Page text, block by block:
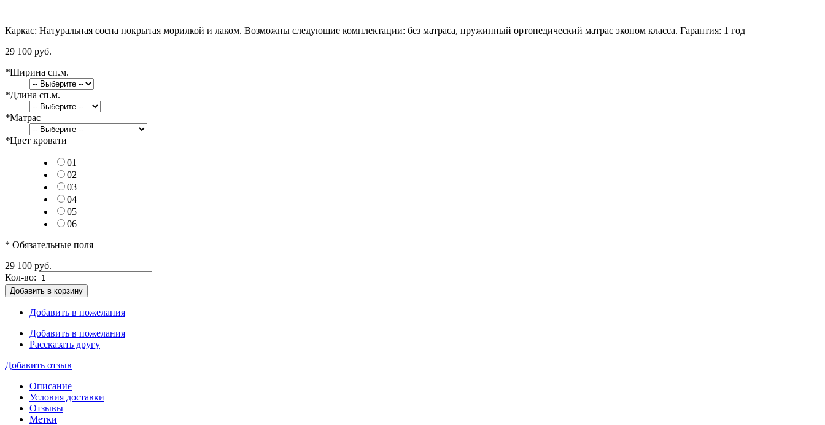
Каркас: Натуральная сосна покрытая морилкой и лаком. Возможны следующие комплектации: без матраса, пружинный ортопедический матрас эконом класса. Гарантия: 1 год
29 100 руб.
*Ширина сп.м.
*Длина сп.м.
*Матрас
*Цвет кровати
01
02
03
04
05
06
* Обязательные поля
29 100 руб.
Кол-во:
Добавить в корзину
Добавить в пожелания
Добавить в пожелания
Рассказать другу
Добавить отзыв
Описание
Условия доставки
Отзывы
Метки